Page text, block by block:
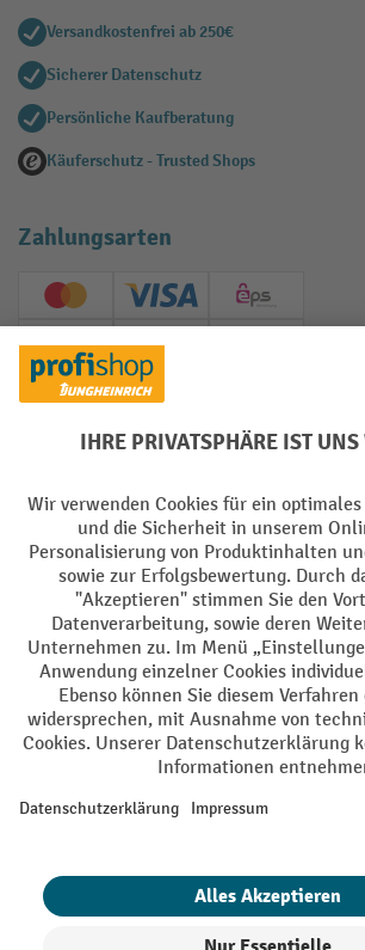
Versandkostenfrei ab 250€
Sicherer Datenschutz
Persönliche Kaufberatung
Käuferschutz - Trusted Shops
Zahlungsarten
Creditcard (Master)Creditcard (Visa)
EPS
PayPal
Soziale Netzwerke
Impressum Datenschutz
Barrierefreiheit Privacy Settings
Alle Preise exkl. gesetzl. Mehrwertsteuer zzgl.
Nachnahmegebühren, wenn nicht anders
¹ Der Rabatt gilt so lange der Vorrat reicht. Der
oder Gutscheinen ist nicht möglich. | ² Der
eingelöst werden. Die Höhe des Rabatts variiert je
Produktkategorie und beträgt bis zu 10 % (10 %